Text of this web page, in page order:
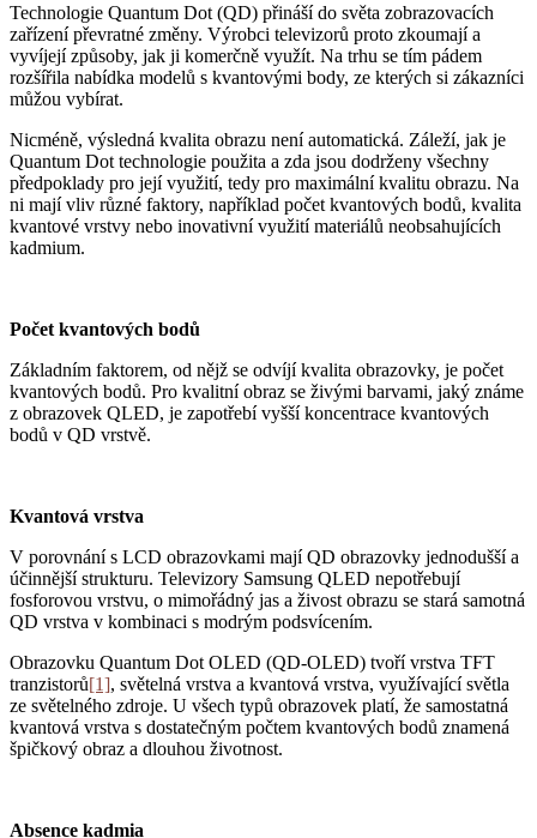
Technologie Quantum Dot (QD) přináší do světa zobrazovacích
zařízení převratné změny. Výrobci televizorů proto zkoumají a
vyvíjejí způsoby, jak ji komerčně využít. Na trhu se tím pádem
rozšířila nabídka modelů s kvantovými body, ze kterých si zákazníci
můžou vybírat.
Nicméně, výsledná kvalita obrazu není automatická. Záleží, jak je
Quantum Dot technologie použita a zda jsou dodrženy všechny
předpoklady pro její využití, tedy pro maximální kvalitu obrazu. Na
ni mají vliv různé faktory, například počet kvantových bodů, kvalita
kvantové vrstvy nebo inovativní využití materiálů neobsahujících
kadmium.
Počet kvantových bodů
Základním faktorem, od nějž se odvíjí kvalita obrazovky, je počet
kvantových bodů. Pro kvalitní obraz se živými barvami, jaký známe
z obrazovek QLED, je zapotřebí vyšší koncentrace kvantových
bodů v QD vrstvě.
Kvantová vrstva
V porovnání s LCD obrazovkami mají QD obrazovky jednodušší a
účinnější strukturu. Televizory Samsung QLED nepotřebují
fosforovou vrstvu, o mimořádný jas a živost obrazu se stará samotná
QD vrstva v kombinaci s modrým podsvícením.
Obrazovku Quantum Dot OLED (QD-OLED) tvoří vrstva TFT
tranzistorů[1], světelná vrstva a kvantová vrstva, využívající světla
ze světelného zdroje. U všech typů obrazovek platí, že samostatná
kvantová vrstva s dostatečným počtem kvantových bodů znamená
špičkový obraz a dlouhou životnost.
Absence kadmia